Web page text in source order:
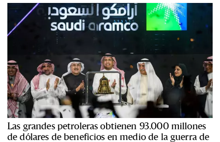
Las grandes petroleras obtienen 93.000 millones
de dólares de beneficios en medio de la guerra de